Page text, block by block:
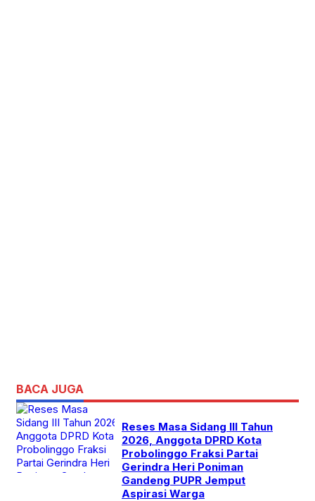
BACA JUGA
Reses Masa Sidang III Tahun
2026, Anggota DPRD Kota
Probolinggo Fraksi Partai
Gerindra Heri Poniman
Gandeng PUPR Jemput
Aspirasi Warga